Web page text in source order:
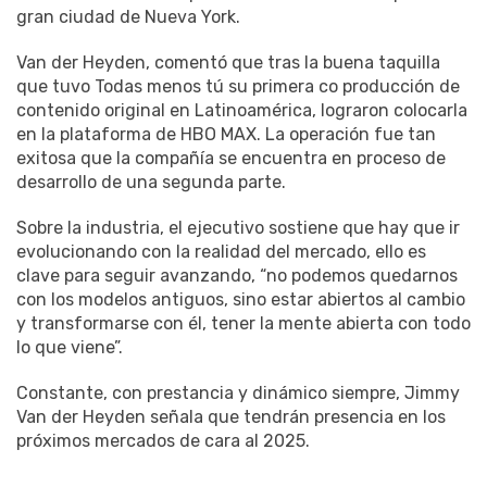
gran ciudad de Nueva York.
Van der Heyden, comentó que tras la buena taquilla
que tuvo Todas menos tú su primera co producción de
contenido original en Latinoamérica, lograron colocarla
en la plataforma de HBO MAX. La operación fue tan
exitosa que la compañía se encuentra en proceso de
desarrollo de una segunda parte.
Sobre la industria, el ejecutivo sostiene que hay que ir
evolucionando con la realidad del mercado, ello es
clave para seguir avanzando, “no podemos quedarnos
con los modelos antiguos, sino estar abiertos al cambio
y transformarse con él, tener la mente abierta con todo
lo que viene”.
Constante, con prestancia y dinámico siempre, Jimmy
Van der Heyden señala que tendrán presencia en los
próximos mercados de cara al 2025.